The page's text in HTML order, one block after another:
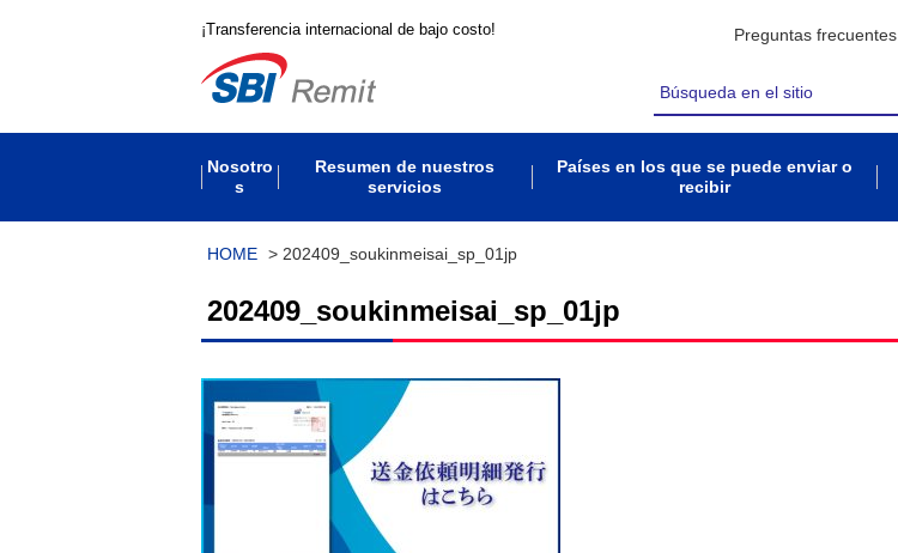
¡Transferencia internacional de bajo costo! Preguntas frecuentes
Nosotro
s
Resumen de nuestros
servicios
Países en los que se puede enviar o
recibir
HOME > 202409_soukinmeisai_sp_01jp
202409_soukinmeisai_sp_01jp